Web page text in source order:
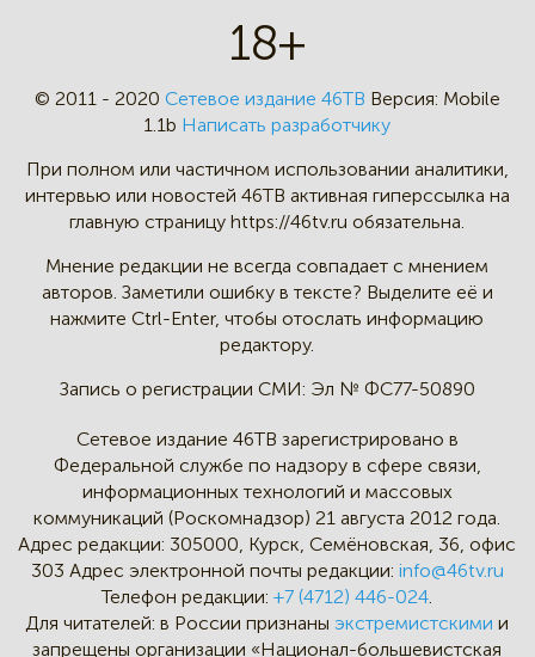
18+
© 2011 - 2020 Сетевое издание 46ТВ Версия: Mobile
1.1b Написать разработчику
При полном или частичном использовании аналитики,
интервью или новостей 46TB активная гиперссылка на
главную страницу https://46tv.ru обязательна.
Мнение редакции не всегда совпадает с мнением
авторов. Заметили ошибку в тексте? Выделите её и
нажмите Ctrl-Enter, чтобы отослать информацию
редактору.
Запись о регистрации СМИ: Эл № ФС77-50890
Сетевое издание 46ТВ зарегистрировано в
Федеральной службе по надзору в сфере связи,
информационных технологий и массовых
коммуникаций (Роскомнадзор) 21 августа 2012 года.
Адрес редакции: 305000, Курск, Семёновская, 36, офис
303 Адрес электронной почты редакции: info@46tv.ru
Телефон редакции: +7 (4712) 446-024
Для читателей: в России признаныэкстремистскими и
запрещены организации «Национал-большевистская